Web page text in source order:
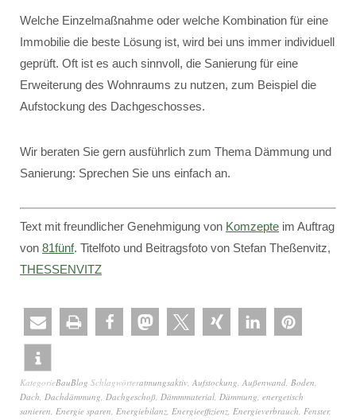
Welche Einzelmaßnahme oder welche Kombination für eine
Immobilie die beste Lösung ist, wird bei uns immer individuell
geprüft. Oft ist es auch sinnvoll, die Sanierung für eine
Erweiterung des Wohnraums zu nutzen, zum Beispiel die
Aufstockung des Dachgeschosses.
Wir beraten Sie gern ausführlich zum Thema Dämmung und
Sanierung: Sprechen Sie uns einfach an.
Text mit freundlicher Genehmigung von Komzepte im Auftrag
von 81fünf. Titelfoto und Beitragsfoto von Stefan Theßenvitz,
THESSENVITZ
KategorieBauBlog Schlagwörteratmungsaktiv, Aufstockung, Außenwand, Boden,
Dach, Dachdämmung, Dachgeschoß, Dämmmaterial, Dämmung, energetisch
sanieren, Energie sparen, Energiebilanz, Energieeffizienz, Energieverbrauch, Fenster,